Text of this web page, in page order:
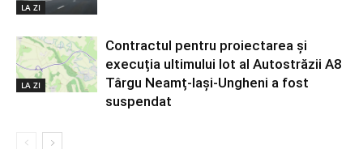
LA ZI
LA ZI
Contractul pentru proiectarea și
execuția ultimului lot al Autostrăzii A8
Târgu Neamț-Iași-Ungheni a fost
suspendat